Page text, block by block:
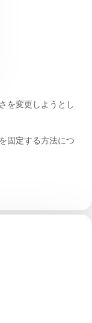
を変更しようとし
固定する方法につ